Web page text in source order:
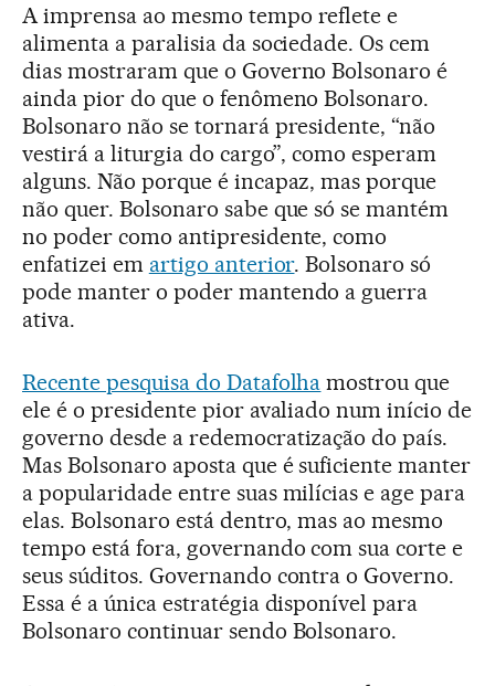
A imprensa ao mesmo tempo reflete e
alimenta a paralisia da sociedade. Os cem
dias mostraram que o Governo Bolsonaro é
ainda pior do que o fenômeno Bolsonaro.
Bolsonaro não se tornará presidente, “não
vestirá a liturgia do cargo”, como esperam
alguns. Não porque é incapaz, mas porque
não quer. Bolsonaro sabe que só se mantém
no poder como antipresidente, como
enfatizei em artigo anterior. Bolsonaro só
pode manter o poder mantendo a guerra
ativa.
Recente pesquisa do Datafolha mostrou que
ele é o presidente pior avaliado num início de
governo desde a redemocratização do país.
Mas Bolsonaro aposta que é suficiente manter
a popularidade entre suas milícias e age para
elas. Bolsonaro está dentro, mas ao mesmo
tempo está fora, governando com sua corte e
seus súditos. Governando contra o Governo.
Essa é a única estratégia disponível para
Bolsonaro continuar sendo Bolsonaro.